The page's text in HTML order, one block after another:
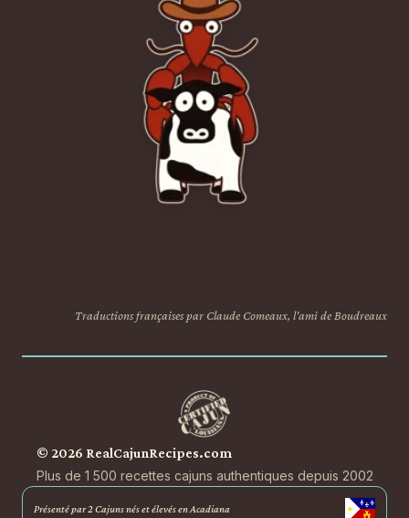
Traductions françaises par Claude Comeaux, l'ami de Boudreaux
© 2026 RealCajunRecipes.com
Plus de 1 500 recettes cajuns authentiques depuis 2002
Présenté par 2 Cajuns nés et élevés en Acadiana